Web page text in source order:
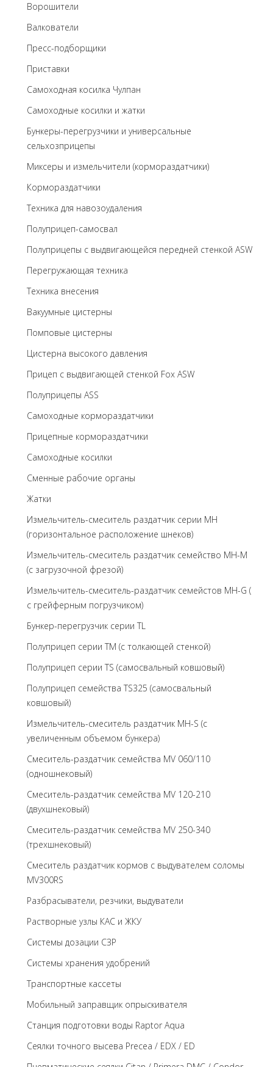
Ворошители
Валкователи
Пресс-подборщики
Приставки
Самоходная косилка Чулпан
Самоходные косилки и жатки
Бункеры-перегрузчики и универсальные
сельхозприцепы
Миксеры и измельчители (кормораздатчики)
Кормораздатчики
Техника для навозоудаления
Полуприцеп-самосвал
Полуприцепы с выдвигающейся передней стенкой ASW
Перегружающая техника
Техника внесения
Вакуумные цистерны
Помповые цистерны
Цистерна высокого давления
Прицеп с выдвигающей стенкой Fox ASW
Полуприцепы ASS
Самоходные кормораздатчики
Прицепные кормораздатчики
Самоходные косилки
Сменные рабочие органы
Жатки
Измельчитель-смеситель раздатчик серии MH
(горизонтальное расположение шнеков)
Измельчитель-смеситель раздатчик семейство MH-M
(с загрузочной фрезой)
Измельчитель-смеситель-раздатчик семейстов MH-G (
с грейферным погрузчиком)
Бункер-перегрузчик серии TL
Полуприцеп серии TM (с толкающей стенкой)
Полуприцеп серии TS (самосвальный ковшовый)
Полуприцеп семейства TS325 (самосвальный
ковшовый)
Измельчитель-смеситель раздатчик MH-S (с
увеличенным объемом бункера)
Смеситель-раздатчик семейства MV 060/110
(одношнековый)
Смеситель-раздатчик семейства MV 120-210
(двухшнековый)
Смеситель-раздатчик семейства MV 250-340
(трехшнековый)
Cмеситель раздатчик кормов с выдувателем соломы
MV300RS
Разбрасыватели, резчики, выдуватели
Растворные узлы КАС и ЖКУ
Системы дозации СЗР
Системы хранения удобрений
Транспортные кассеты
Мобильный заправщик опрыскивателя
Станция подготовки воды Raptor Aqua
Сеялки точного высева Precea / EDX / ED